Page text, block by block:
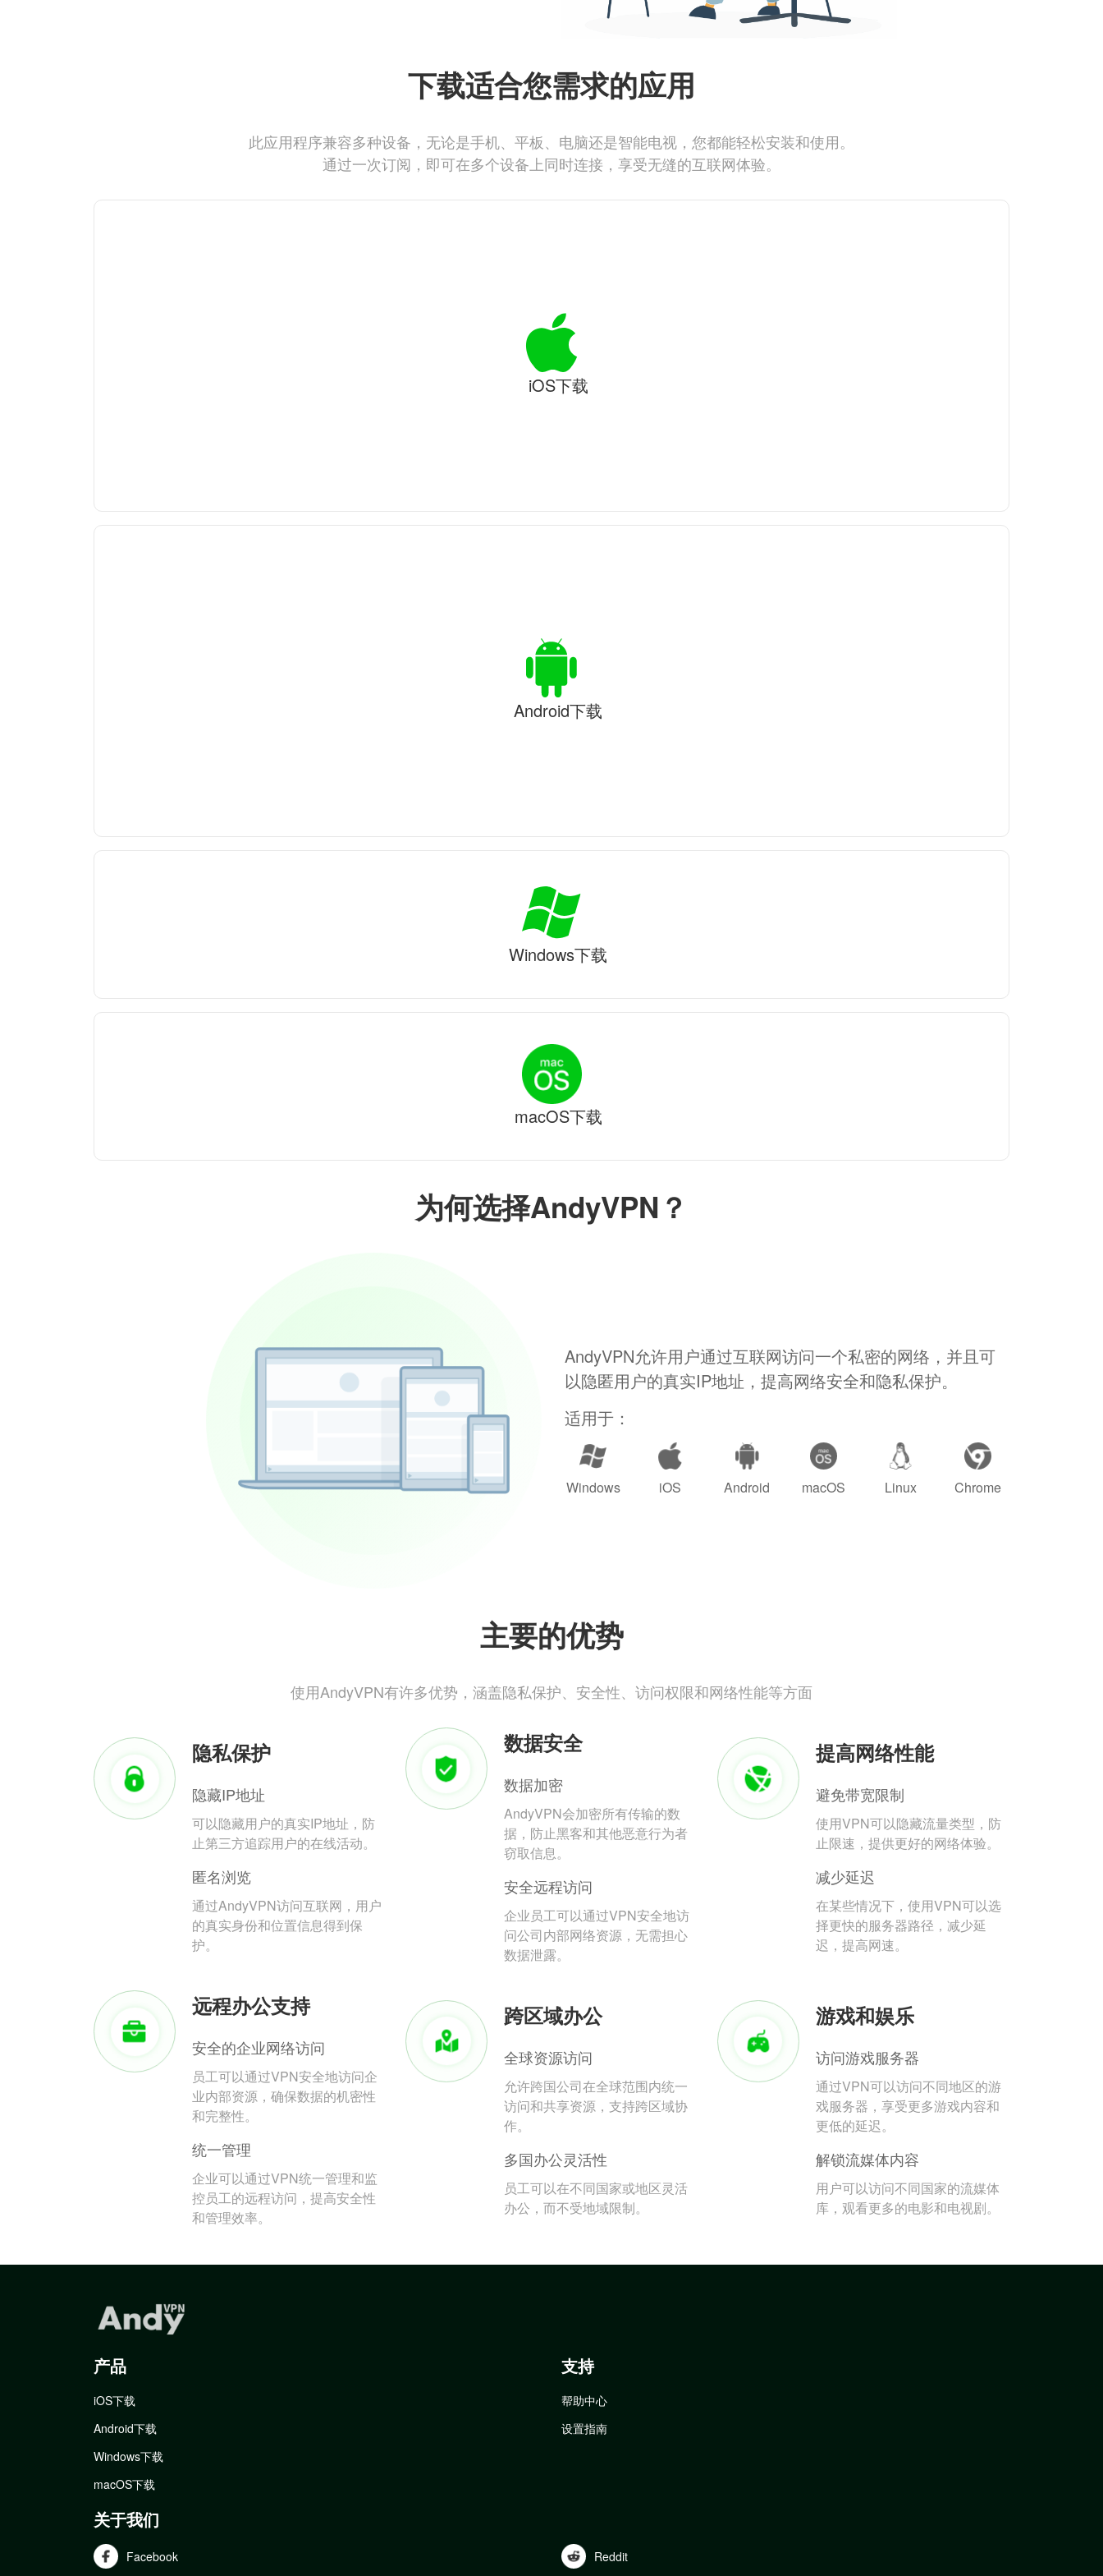
为何选择AndyVPN？
AndyVPN允许用户通过互联网访问一个私密的网络，并且可
以隐匿用户的真实IP地址，提高网络安全和隐私保护。
适用于：
Windows iOS Android macOS Linux Chrome
主要的优势
使用AndyVPN有许多优势，涵盖隐私保护、安全性、访问权限和网络性能等方面
隐私保护
隐藏IP地址
可以隐藏用户的真实IP地址，防
止第三方追踪用户的在线活动。
匿名浏览
通过AndyVPN访问互联网，用户
的真实身份和位置信息得到保
护。
数据安全
数据加密
AndyVPN会加密所有传输的数
据，防止黑客和其他恶意行为者
窃取信息。
安全远程访问
企业员工可以通过VPN安全地访
问公司内部网络资源，无需担心
数据泄露。
提高网络性能
避免带宽限制
使用VPN可以隐藏流量类型，防
止限速，提供更好的网络体验。
减少延迟
在某些情况下，使用VPN可以选
择更快的服务器路径，减少延
迟，提高网速。
远程办公支持
安全的企业网络访问
员工可以通过VPN安全地访问企
业内部资源，确保数据的机密性
和完整性。
统一管理
企业可以通过VPN统一管理和监
控员工的远程访问，提高安全性
和管理效率。
跨区域办公
全球资源访问
允许跨国公司在全球范围内统一
访问和共享资源，支持跨区域协
作。
多国办公灵活性
员工可以在不同国家或地区灵活
办公，而不受地域限制。
游戏和娱乐
访问游戏服务器
通过VPN可以访问不同地区的游
戏服务器，享受更多游戏内容和
更低的延迟。
解锁流媒体内容
用户可以访问不同国家的流媒体
库，观看更多的电影和电视剧。
下载适合您需求的应用
此应用程序兼容多种设备，无论是手机、平板、电脑还是智能电视，您都能轻松安装和使用。
通过一次订阅，即可在多个设备上同时连接，享受无缝的互联网体验。
iOS下载
Android下载
Windows下载
macOS下载
产品
iOS下载
Android下载
Windows下载
macOS下载
支持
帮助中心
设置指南
关于我们
Facebook Reddit